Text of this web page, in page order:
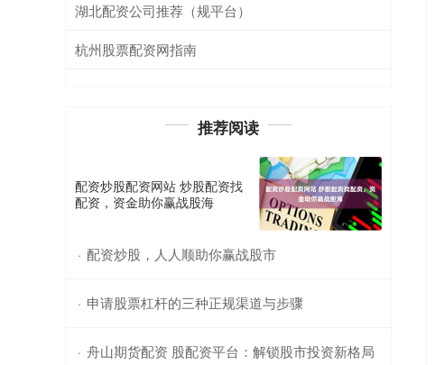
湖北配资公司推荐（规平台）
杭州股票配资网指南
推荐阅读
配资炒股配资网站 炒股配资找
配资，资金助你赢战股海
· 配资炒股，人人顺助你赢战股市
· 申请股票杠杆的三种正规渠道与步骤
· 舟山期货配资 股配资平台：解锁股市投资新格局